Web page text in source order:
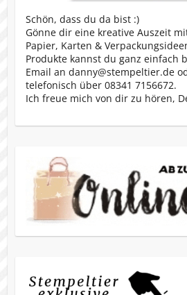
Schön, dass du da bist :)
Gönne dir eine kreative Auszeit
Papier, Karten &
Produkte kannst du ganz einfach
Email an danny@stempeltier.de
telefonisch über 08341 7156672.
Ich freue mich von dir zu hören,